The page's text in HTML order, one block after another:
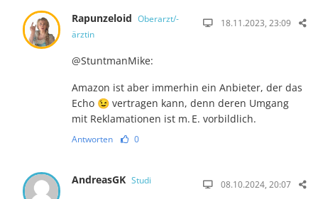
Rapunzeloid Oberarzt/-
ärztin
18.11.2023, 23:09
@StuntmanMike:
Amazon ist aber immerhin ein Anbieter, der das
Echo 😉 vertragen kann, denn deren Umgang
mit Reklamationen ist m. E. vorbildlich.
Antworten 0
AndreasGK Studi 08.10.2024, 20:07